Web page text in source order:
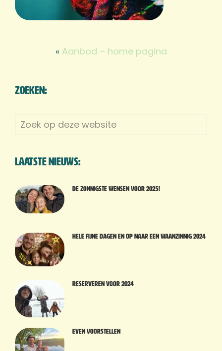
« Aanbod – home pagina
Zoeken:
Zoek
op
website
Laatste nieuws:
De zonnigste wensen voor 2025!
Hele fijne dagen en op naar een waanzinnig 2024
Reserveren voor 2024
Even voorstellen